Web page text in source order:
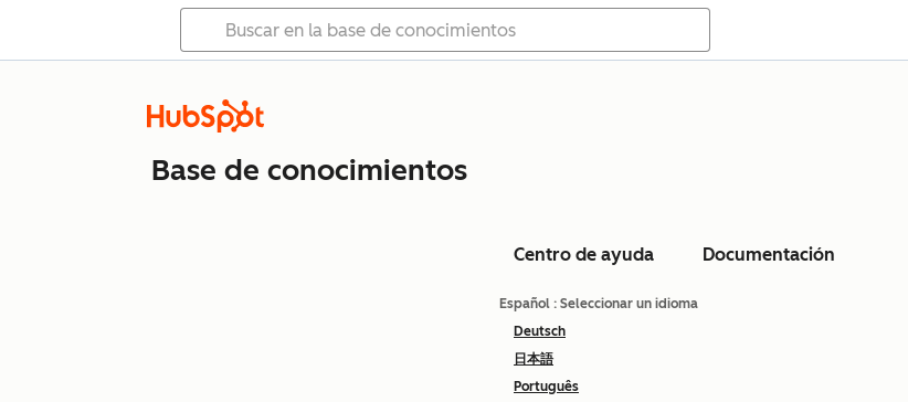
Base de conocimientos
Centro de ayuda Documentación
Español : Seleccionar un idioma
Deutsch
日本語
Português